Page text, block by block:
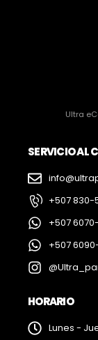
Ultra
SERVICIO AL
+507 830-
+507
+507
HORARIO
Lunes -